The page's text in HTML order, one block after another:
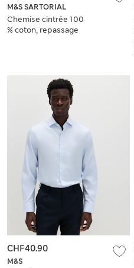
M&S SARTORIAL
Chemise cintrée 100
% coton, repassage
M&S
CHF40.90